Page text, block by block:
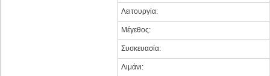
Λειτουργία:
Μέγεθος:
Συσκευασία:
Λιμάνι: